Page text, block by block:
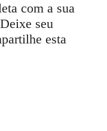
com a sua
seu
esta